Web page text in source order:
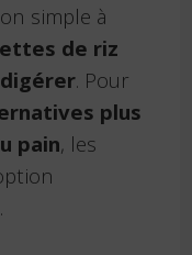
simple à
de riz
. Pour
plus
pain, les